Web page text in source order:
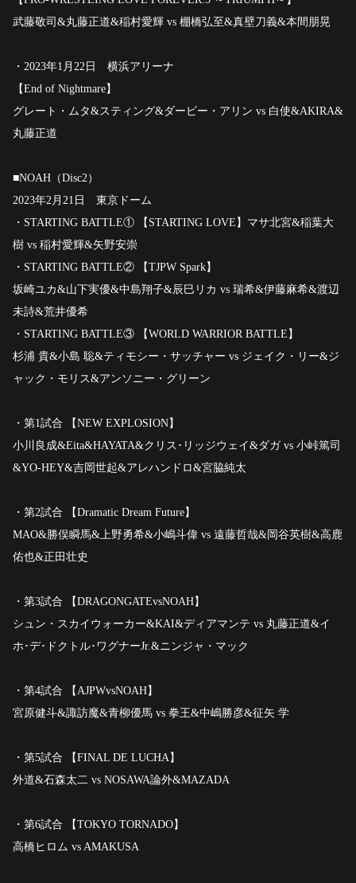
武藤敬司&丸藤正道&稲村愛輝 vs 棚橋弘至&真壁刀義&本間朋晃
・2023年1月22日 横浜アリーナ
【End of Nightmare】
グレート・ムタ&スティング&ダービー・アリン vs 白使&AKIRA&
丸藤正道
■NOAH（Disc2）
2023年2月21日 東京ドーム
・STARTING BATTLE① 【STARTING LOVE】マサ北宮&稲葉大
樹 vs 稲村愛輝&矢野安崇
・STARTING BATTLE② 【TJPW Spark】
坂崎ユカ&山下実優&中島翔子&辰巳リカ vs 瑞希&伊藤麻希&渡辺
未詩&荒井優希
・STARTING BATTLE③ 【WORLD WARRIOR BATTLE】
杉浦 貴&小島 聡&ティモシー・サッチャー vs ジェイク・リー&ジ
ャック・モリス&アンソニー・グリーン
・第1試合 【NEW EXPLOSION】
小川良成&Eita&HAYATA&クリス･リッジウェイ&ダガ vs 小峠篤司
&YO-HEY&吉岡世起&アレハンドロ&宮脇純太
・第2試合 【Dramatic Dream Future】
MAO&勝俣瞬馬&上野勇希&小嶋斗偉 vs 遠藤哲哉&岡谷英樹&高鹿
佑也&正田壮史
・第3試合 【DRAGONGATEvsNOAH】
シュン・スカイウォーカー&KAI&ディアマンテ vs 丸藤正道&イ
ホ･デ･ドクトル･ワグナーJr.&ニンジャ・マック
・第4試合 【AJPWvsNOAH】
宮原健斗&諏訪魔&青柳優馬 vs 拳王&中嶋勝彦&征矢 学
・第5試合 【FINAL DE LUCHA】
外道&石森太二 vs NOSAWA論外&MAZADA
・第6試合 【TOKYO TORNADO】
高橋ヒロム vs AMAKUSA